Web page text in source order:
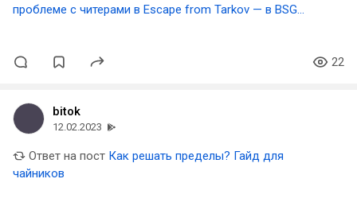
проблеме с читерами в Escape from Tarkov — в BSG
22
bitok
12.02.2023
Ответ на пост Как решать пределы? Гайд для
чайников